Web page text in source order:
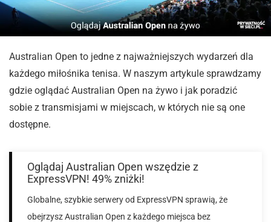
Australian Open to jedne z najważniejszych wydarzeń dla
każdego miłośnika tenisa. W naszym artykule sprawdzamy
gdzie oglądać Australian Open na żywo i jak poradzić
sobie z transmisjami w miejscach, w których nie są one
dostępne.
Oglądaj Australian Open wszędzie z
ExpressVPN! 49% zniżki!
Globalne, szybkie serwery od ExpressVPN sprawią, że
obejrzysz Australian Open z każdego miejsca bez